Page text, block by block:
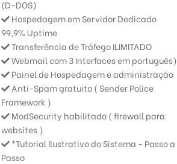
(D-DOS)
Hospedagem em Servidor Dedicado
99,9% Uptime
Transferência de Tráfego ILIMITADO
Webmail com 3 Interfaces em português)
Painel de Hospedagem e administração
Anti-Spam gratuito ( Sender Police
Framework )
ModSecurity habilitado ( firewall para
websites )
*Tutorial Ilustrativo do Sistema - Passo a
Passo